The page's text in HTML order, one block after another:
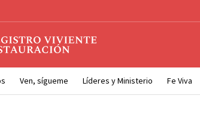
Ven, sígueme Líderes y Ministerio Fe Viva